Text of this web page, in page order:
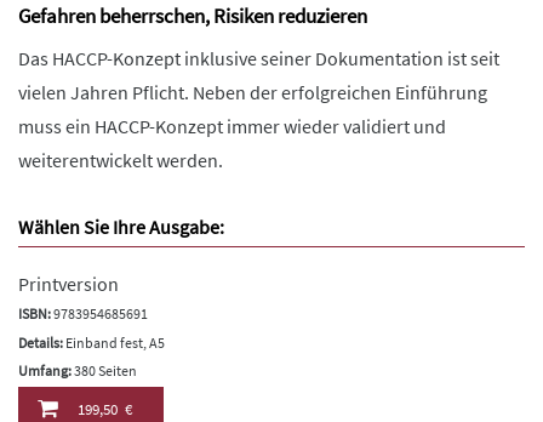
Gefahren beherrschen, Risiken reduzieren
Das HACCP-Konzept inklusive seiner Dokumentation ist seit
vielen Jahren Pflicht. Neben der erfolgreichen Einführung
muss ein HACCP-Konzept immer wieder validiert und
weiterentwickelt werden.
Wählen Sie Ihre Ausgabe:
Printversion
ISBN:9783954685691
Details: Einband fest, A5
Umfang:380 Seiten
199,50 €